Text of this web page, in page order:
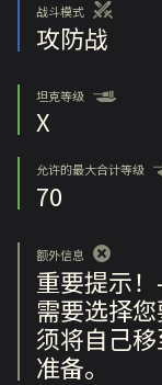
战斗模式
攻防战
坦克等级
X
允许的最大合计等级
70
额外信息
重要提示
需要选择
须将自己
准备。